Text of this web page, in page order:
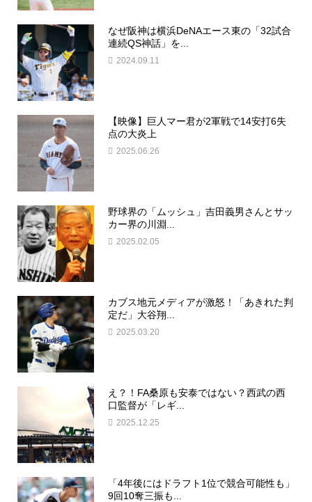
なぜ阪神は横浜DeNAエース東の「32試合
連続QS神話」を...
2024.09.11
【映像】巨人マー君が2軍戦で14安打6失
点の大炎上
2025.06.26
野球界の「ムッシュ」吉田義男さんとサッ
カー界の川淵...
2025.02.05
カブス地元メディアが激怒！「あきれた判
定だ」大谷翔...
2025.03.20
え？！FA桑原も安泰ではない？西武の西
口監督が「レギ...
2025.12.25
「4年後にはドラフト1位で競合可能性も」
9回10奪三振も...